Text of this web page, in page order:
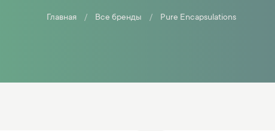
Главная Все бренды Pure Encapsulations